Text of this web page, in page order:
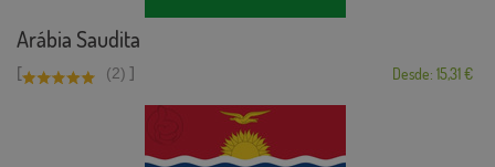
Arábia Saudita
[ (2) ] Desde: 15,31 €